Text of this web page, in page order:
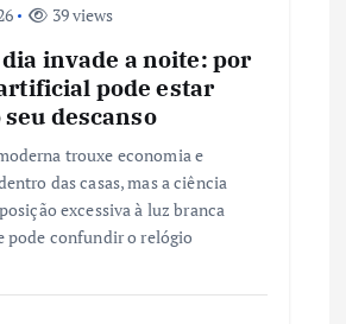
39 views
dia invade a noite: por
pode estar
descanso
trouxe economia e
das casas, mas a ciência
excessiva à luz branca
pode confundir o relógio